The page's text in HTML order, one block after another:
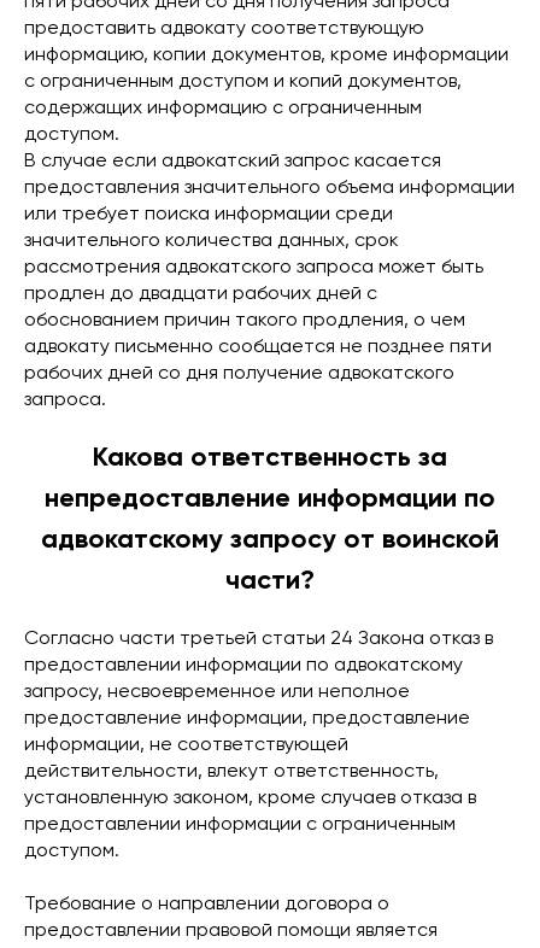
предоставить адвокату соответствующую
информацию, копии документов, кроме информации
с ограниченным доступом и копий документов,
содержащих информацию с ограниченным
доступом.
В случае если адвокатский запрос касается
предоставления значительного объема информации
или требует поиска информации среди
значительного количества данных, срок
рассмотрения адвокатского запроса может быть
продлен до двадцати рабочих дней с
обоснованием причин такого продления, о чем
адвокату письменно сообщается не позднее пяти
рабочих дней со дня получение адвокатского
запроса.
Какова ответственность за
непредоставление информации по
адвокатскому запросу от воинской
части?
Согласно части третьей статьи 24 Закона отказ в
предоставлении информации по адвокатскому
запросу, несвоевременное или неполное
предоставление информации, предоставление
информации, не соответствующей
действительности, влекут ответственность,
установленную законом, кроме случаев отказа в
предоставлении информации с ограниченным
доступом.
Требование о направлении договора о
предоставлении правовой помощи является